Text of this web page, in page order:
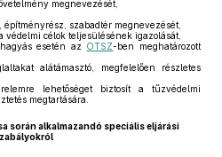
megnevezését,
szabadtér megnevezését,
védelmi célok teljesülésének igazolását,
esetén az OTSZ-ben meghatározott
alátámasztó, megfelelően részletes
lehetőséget biztosít a tűzvédelmi
megtartására.
során alkalmazandó speciális eljárási